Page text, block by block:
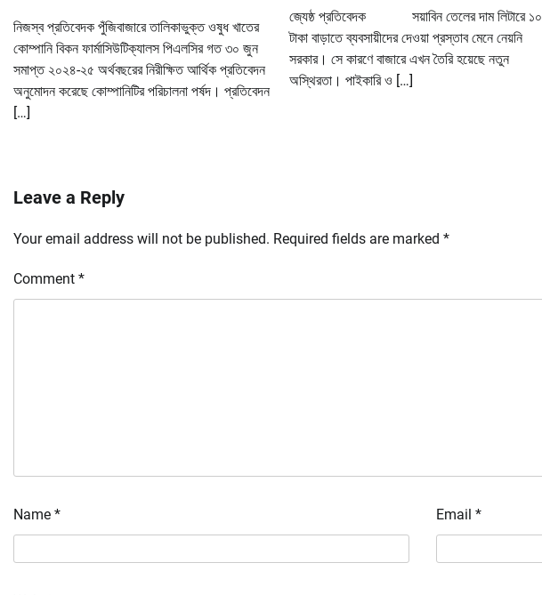
নিজস্ব প্রতিবেদক পুঁজিবাজারে তালিকাভুক্ত ওষুধ খাতের
কোম্পানি বিকন ফার্মাসিউটিক্যালস পিএলসির গত ৩০ জুন
সমাপ্ত ২০২৪-২৫ অর্থবছরের নিরীক্ষিত আর্থিক প্রতিবেদন
অনুমোদন করেছে কোম্পানিটির পরিচালনা পর্ষদ। প্রতিবেদন
[…]
জ্যেষ্ঠ প্রতিবেদক সয়াবিন তেলের দাম লিটারে ১০
টাকা বাড়াতে ব্যবসায়ীদের দেওয়া প্রস্তাব মেনে নেয়নি
সরকার। সে কারণে বাজারে এখন তৈরি হয়েছে নতুন
অস্থিরতা। পাইকারি ও […]
Leave a Reply
Your email address will not be published. Required fields are marked *
Comment *
Name * Email *